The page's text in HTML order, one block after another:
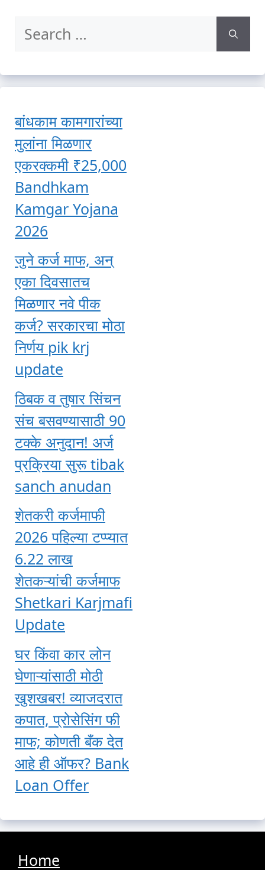
Search
बांधकाम कामगारांच्या
मुलांना मिळणार
एकरक्कमी ₹25,000
Bandhkam
Kamgar Yojana
2026
जुने कर्ज माफ, अन्
एका दिवसातच
मिळणार नवे पीक
कर्ज? सरकारचा मोठा
निर्णय pik krj
update
ठिबक व तुषार सिंचन
संच बसवण्यासाठी 90
टक्के अनुदान! अर्ज
प्रक्रिया सुरू tibak
sanch anudan
शेतकरी कर्जमाफी
2026 पहिल्या टप्प्यात
6.22 लाख
शेतकऱ्यांची कर्जमाफ
Shetkari Karjmafi
Update
घर किंवा कार लोन
घेणाऱ्यांसाठी मोठी
खुशखबर! व्याजदरात
कपात, प्रोसेसिंग फी
माफ; कोणती बँक देत
आहे ही ऑफर? Bank
Loan Offer
Home